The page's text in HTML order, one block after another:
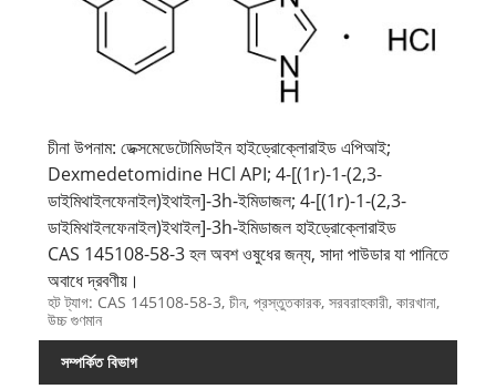
চীনা উপনাম: ডেক্সমেডেটোমিডাইন হাইড্রোক্লোরাইড এপিআই;
Dexmedetomidine HCl API; 4-[(1r)-1-(2,3-
ডাইমিথাইলফেনাইল)ইথাইল]-3h-ইমিডাজল; 4-[(1r)-1-(2,3-
ডাইমিথাইলফেনাইল)ইথাইল]-3h-ইমিডাজল হাইড্রোক্লোরাইড
CAS 145108-58-3 হল অবশ ওষুধের জন্য, সাদা পাউডার যা পানিতে
অবাধে দ্রবণীয়।
হট ট্যাগ: CAS 145108-58-3, চীন, প্রস্তুতকারক, সরবরাহকারী, কারখানা,
উচ্চ গুণমান
সম্পর্কিত বিভাগ